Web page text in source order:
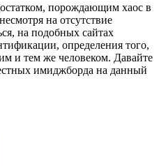
порождающим хаос в
на отсутствие
на подобных сайтах
определения того,
и тем же человеком. Давайте
имиджборда на данный